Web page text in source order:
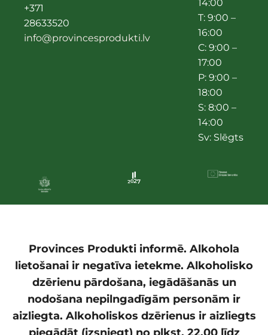
+371
28633520
info@provincesprodukti.lv
14:00
T: 9:00 –
16:00
C: 9:00 –
17:00
P: 9:00 –
18:00
S: 8:00 –
14:00
Sv: Slēgts
Provinces Produkti informē. Alkohola
lietošanai ir negatīva ietekme. Alkoholisko
dzērienu pārdošana, iegādāšanās un
nodošana nepilngadīgām personām ir
aizliegta. Alkoholiskos dzērienus ir aizliegts